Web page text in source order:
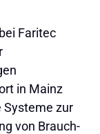
Faritec
in Mainz
Systeme zur
von Brauch-